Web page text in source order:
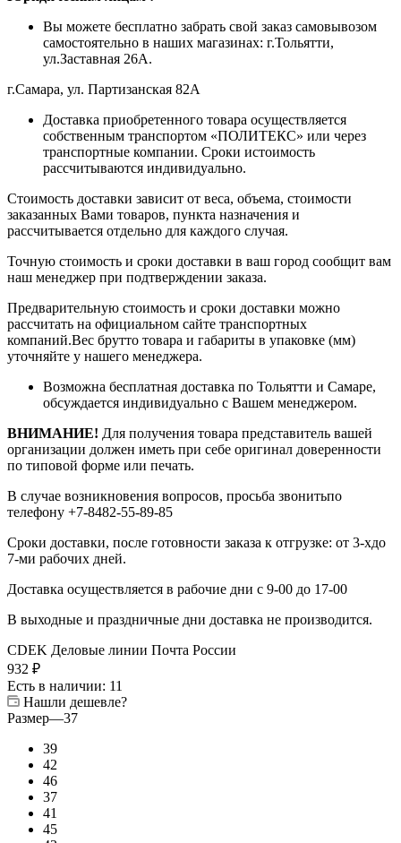
Вы можете бесплатно забрать свой заказ самовывозом
самостоятельно в наших магазинах: г.Тольятти,
ул.Заставная 26А.
г.Самара, ул. Партизанская 82А
Доставка приобретенного товара осуществляется
собственным транспортом «ПОЛИТЕКС» или через
транспортные компании. Сроки истоимость
рассчитываются индивидуально.
Стоимость доставки зависит от веса, объема, стоимости
заказанных Вами товаров, пункта назначения и
рассчитывается отдельно для каждого случая.
Точную стоимость и сроки доставки в ваш город сообщит вам
наш менеджер при подтверждении заказа.
Предварительную стоимость и сроки доставки можно
рассчитать на официальном сайте транспортных
компаний.Вес брутто товара и габариты в упаковке (мм)
уточняйте у нашего менеджера.
Возможна бесплатная доставка по Тольятти и Самаре,
обсуждается индивидуально с Вашем менеджером.
ВНИМАНИЕ! Для получения товара представитель вашей
организации должен иметь при себе оригинал доверенности
по типовой форме или печать.
В случае возникновения вопросов, просьба звонитьпо
телефону +7-8482-55-89-85
Сроки доставки, после готовности заказа к отгрузке: от 3-хдо
7-ми рабочих дней.
Доставка осуществляется в рабочие дни с 9-00 до 17-00
В выходные и праздничные дни доставка не производится.
CDEK Деловые линии Почта России
932 ₽
Есть в наличии: 11
Нашли дешевле?
Размер—37
39
42
46
37
41
45